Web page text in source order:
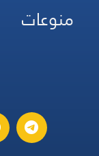
منوعات